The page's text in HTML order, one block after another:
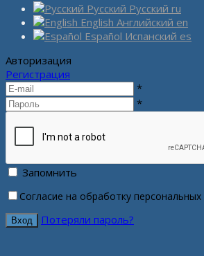
Русский Русский ru
English Английский en
Español Испанский es
Авторизация
Регистрация
*
*
Запомнить
Согласие на обработку
Потеряли пароль?